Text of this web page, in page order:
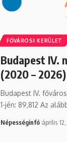
FŐVÁROSI KERÜLET
Budapest IV.
(2020 – 2026)
Budapest IV.
1-jén: 89,812 Az
Népességinfó április